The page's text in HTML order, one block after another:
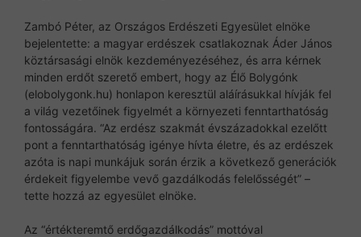
Zambó Péter, az Országos Erdészeti Egyesület elnöke
bejelentette: a magyar erdészek csatlakoznak Áder János
köztársasági elnök kezdeményezéséhez, és arra kérnek
minden erdőt szerető embert, hogy az Élő Bolygónk
(elobolygonk.hu) honlapon keresztül aláírásukkal hívják fel
a világ vezetőinek figyelmét a környezeti fenntarthatóság
fontosságára. “Az erdész szakmát évszázadokkal ezelőtt
pont a fenntarthatóság igénye hívta életre, és az erdészek
azóta is napi munkájuk során érzik a következő generációk
érdekeit figyelembe vevő gazdálkodás felelősségét” –
tette hozzá az egyesület elnöke.
Az “értékteremtő erdőgazdálkodás” mottóval